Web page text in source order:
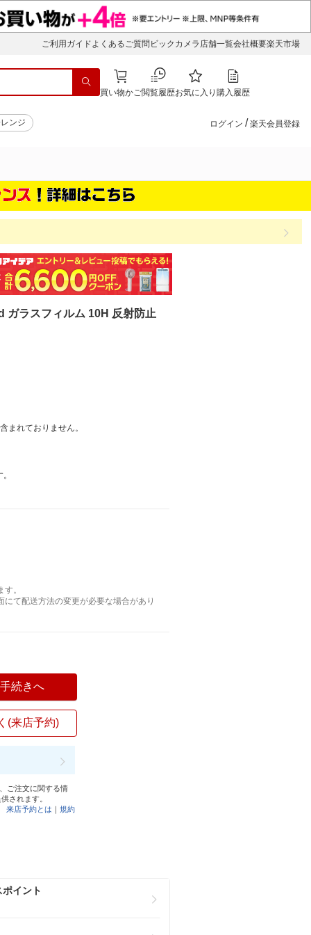
ご利用ガイド よくあるご質問 ビックカメラ店舗一覧会社概要楽天市場
買い物かご閲覧履歴お気に入り 購入履歴
ンジ ログイン / 楽天会員登録
ラスフィルム 10H 反射防止
まれておりません。
。
て配送方法の変更が必要な場合があり
続きへ
(来店予約)
ご注文に関する情
されます。
来店予約とは ｜規約
イント